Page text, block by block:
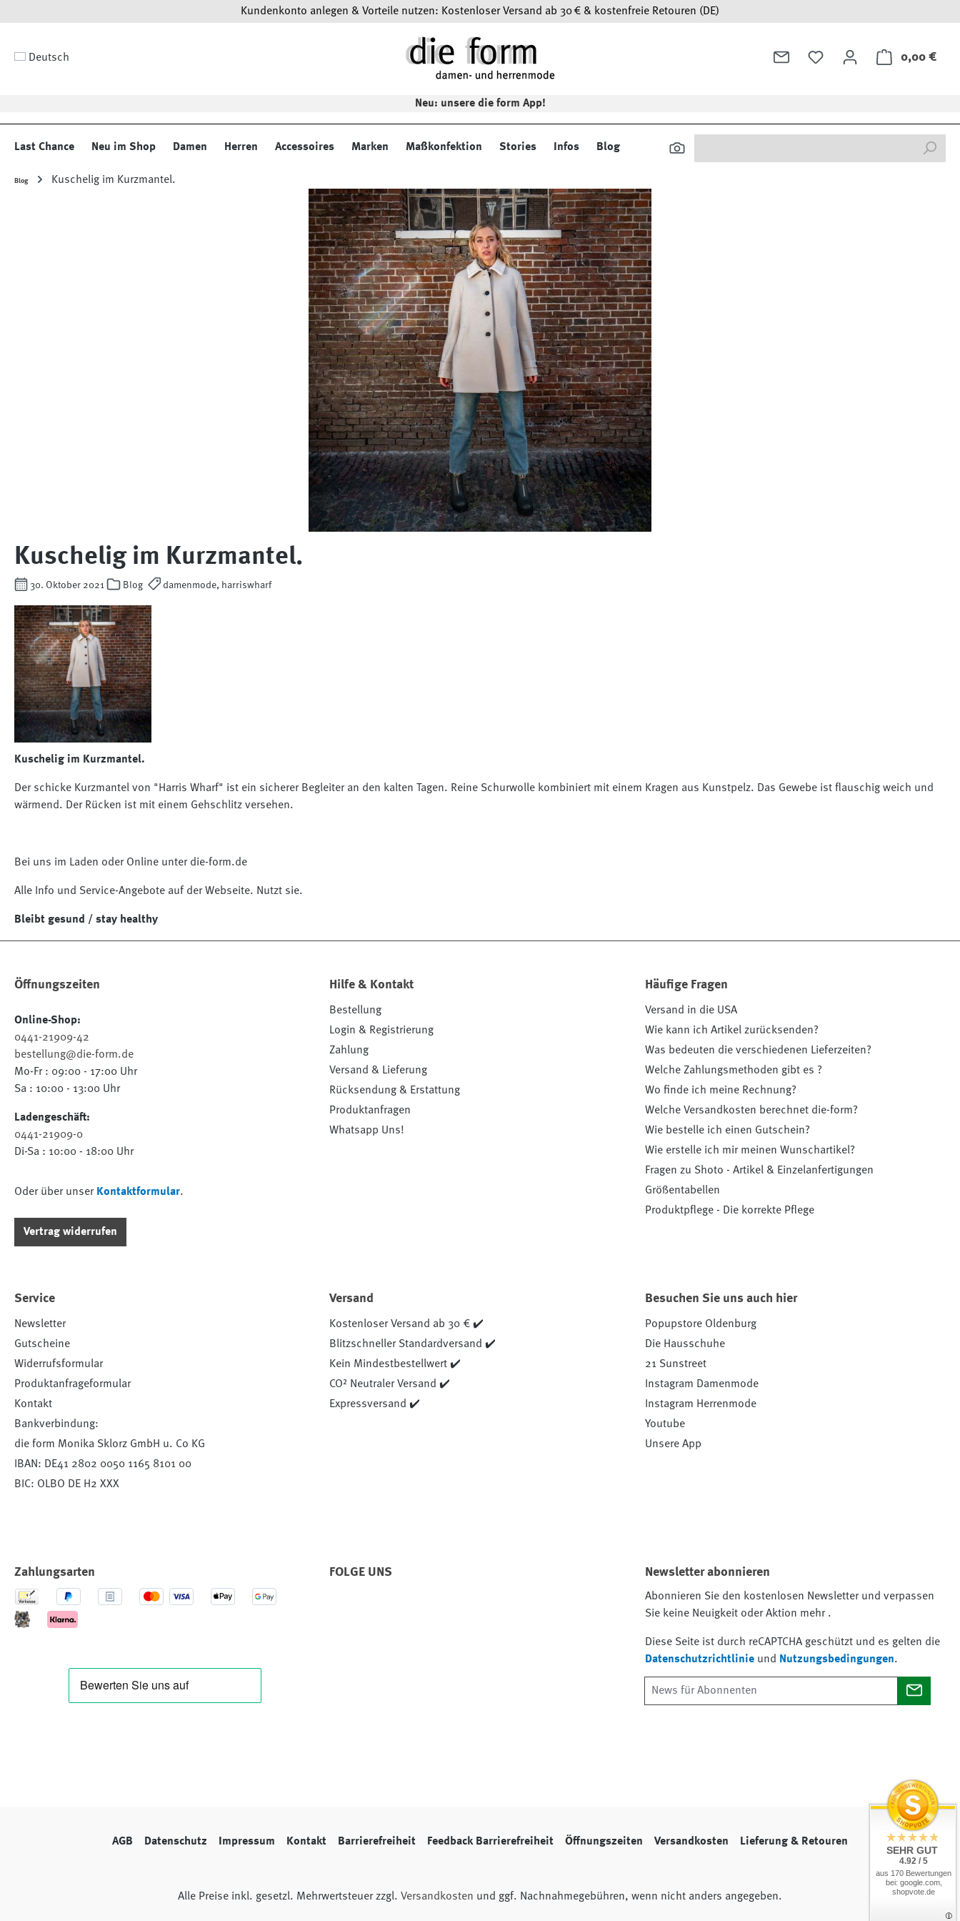
Kundenkonto anlegen & Vorteile nutzen: Kostenloser Versand ab 30 € & kostenfreie Retouren (DE)
Deutsch 0,00 €
Neu: unsere die form App!
Last Chance Neu im Shop Damen Herren Accessoires Marken Maßkonfektion Stories Infos Blog
Blog Kuschelig im Kurzmantel.
Kuschelig im Kurzmantel.
30. Oktober 2021 Blog damenmode, harriswharf
Kuschelig im Kurzmantel.
Der schicke Kurzmantel von "Harris Wharf" ist ein sicherer Begleiter an den kalten Tagen. Reine Schurwolle kombiniert mit einem Kragen aus Kunstpelz. Das Gewebe ist flauschig weich und
wärmend. Der Rücken ist mit einem Gehschlitz versehen.
Bei uns im Laden oder Online unter die-form.de
Alle Info und Service-Angebote auf der Webseite. Nutzt sie.
Bleibt gesund / stay healthy
Öffnungszeiten
Online-Shop:
0441-21909-42
bestellung@die-form.de
Mo-Fr : 09:00 - 17:00 Uhr
Sa : 10:00 - 13:00 Uhr
Ladengeschäft:
0441-21909-0
Di-Sa : 10:00 - 18:00 Uhr
Oder über unser Kontaktformular.
Vertrag widerrufen
Hilfe & Kontakt
Bestellung
Login & Registrierung
Zahlung
Versand & Lieferung
Rücksendung & Erstattung
Produktanfragen
Whatsapp Uns!
Häufige Fragen
Versand in die USA
Wie kann ich Artikel zurücksenden?
Was bedeuten die verschiedenen Lieferzeiten?
Welche Zahlungsmethoden gibt es ?
Wo finde ich meine Rechnung?
Welche Versandkosten berechnet die-form?
Wie bestelle ich einen Gutschein?
Wie erstelle ich mir meinen Wunschartikel?
Fragen zu Shoto - Artikel & Einzelanfertigungen
Größentabellen
Produktpflege - Die korrekte Pflege
Service
Newsletter
Gutscheine
Widerrufsformular
Produktanfrageformular
Kontakt
Bankverbindung:
die form Monika Sklorz GmbH u. Co KG
IBAN: DE41 2802 0050 1165 8101 00
BIC: OLBO DE H2 XXX
Versand
Kostenloser Versand ab 30 € ✔️
Blitzschneller Standardversand ✔️
Kein Mindestbestellwert ✔️
CO² Neutraler Versand ✔️
Expressversand ✔️
Besuchen Sie uns auch hier
Popupstore Oldenburg
Die Hausschuhe
21 Sunstreet
Instagram Damenmode
Instagram Herrenmode
Youtube
Unsere App
Zahlungsarten FOLGE UNS Newsletter abonnieren
Abonnieren Sie den kostenlosen Newsletter und verpassen
Sie keine Neuigkeit oder Aktion mehr .
Diese Seite ist durch reCAPTCHA geschützt und es gelten die
Datenschutzrichtlinieund Nutzungsbedingungen.
AGB Datenschutz Impressum Kontakt Barrierefreiheit Feedback Barrierefreiheit Öffnungszeiten Versandkosten Lieferung & Retouren
Alle Preise inkl. gesetzl. Mehrwertsteuer zzgl. Versandkosten und ggf. Nachnahmegebühren, wenn nicht anders angegeben.
SEHR GUT
4.92 / 5
aus 170 Bewertungen
bei: google.com,
shopvote.de